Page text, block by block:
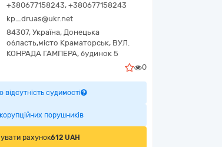
+380677158243, +380677158243
kp_druas@ukr.net
84307, Україна, Донецька
область,місто Краматорськ, ВУЛ.
КОНРАДА ГАМПЕРА, будинок 5
0
відсутність судимості
порушників
рахунок612 UAH